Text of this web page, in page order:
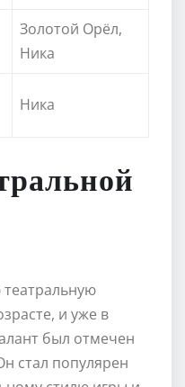
Золотой Орёл,
Ника
Ника
и уже в
был отмечен
стал популярен